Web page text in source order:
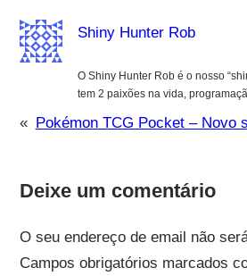
Shiny Hunter Rob
O Shiny Hunter Rob é o nosso
tem 2 paixões na vida,
« Pokémon TCG Pocket – Novo
Deixe um comentário
O seu endereço de email não
Campos obrigatórios marcados